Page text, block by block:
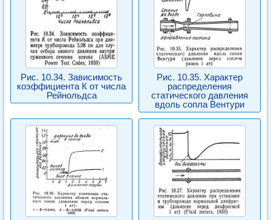
Рис. 10.34. Зависимость
коэффициента К от числа
Рейнольдса
Рис. 10.35. Характер
распределения
статического давления
вдоль сопла Вентури